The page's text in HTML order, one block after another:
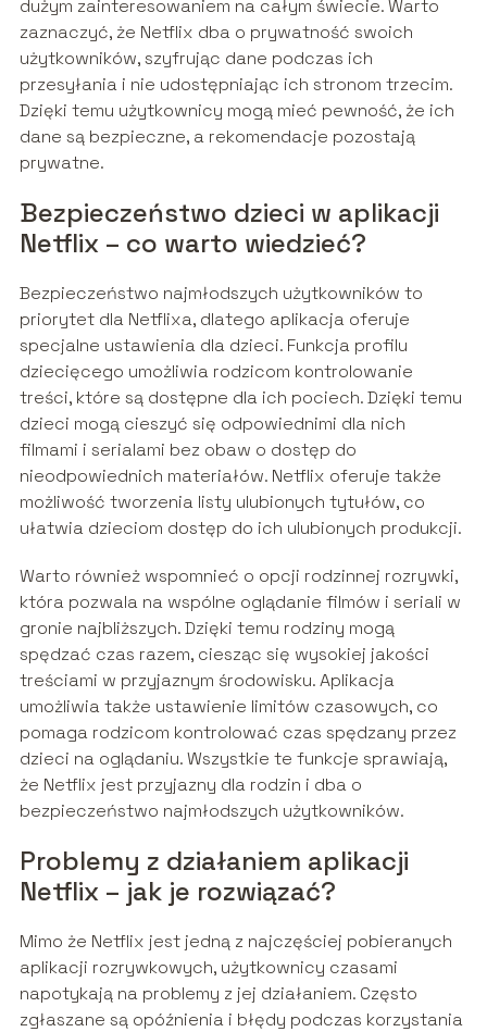
dużym zainteresowaniem na całym świecie. Warto
zaznaczyć, że Netflix dba o prywatność swoich
użytkowników, szyfrując dane podczas ich
przesyłania i nie udostępniając ich stronom trzecim.
Dzięki temu użytkownicy mogą mieć pewność, że ich
dane są bezpieczne, a rekomendacje pozostają
prywatne.
Bezpieczeństwo dzieci w aplikacji
Netflix – co warto wiedzieć?
Bezpieczeństwo najmłodszych użytkowników to
priorytet dla Netflixa, dlatego aplikacja oferuje
specjalne ustawienia dla dzieci. Funkcja profilu
dziecięcego umożliwia rodzicom kontrolowanie
treści, które są dostępne dla ich pociech. Dzięki temu
dzieci mogą cieszyć się odpowiednimi dla nich
filmami i serialami bez obaw o dostęp do
nieodpowiednich materiałów. Netflix oferuje także
możliwość tworzenia listy ulubionych tytułów, co
ułatwia dzieciom dostęp do ich ulubionych produkcji.
Warto również wspomnieć o opcji rodzinnej rozrywki,
która pozwala na wspólne oglądanie filmów i seriali w
gronie najbliższych. Dzięki temu rodziny mogą
spędzać czas razem, ciesząc się wysokiej jakości
treściami w przyjaznym środowisku. Aplikacja
umożliwia także ustawienie limitów czasowych, co
pomaga rodzicom kontrolować czas spędzany przez
dzieci na oglądaniu. Wszystkie te funkcje sprawiają,
że Netflix jest przyjazny dla rodzin i dba o
bezpieczeństwo najmłodszych użytkowników.
Problemy z działaniem aplikacji
Netflix – jak je rozwiązać?
Mimo że Netflix jest jedną z najczęściej pobieranych
aplikacji rozrywkowych, użytkownicy czasami
napotykają na problemy z jej działaniem. Często
zgłaszane są opóźnienia i błędy podczas korzystania